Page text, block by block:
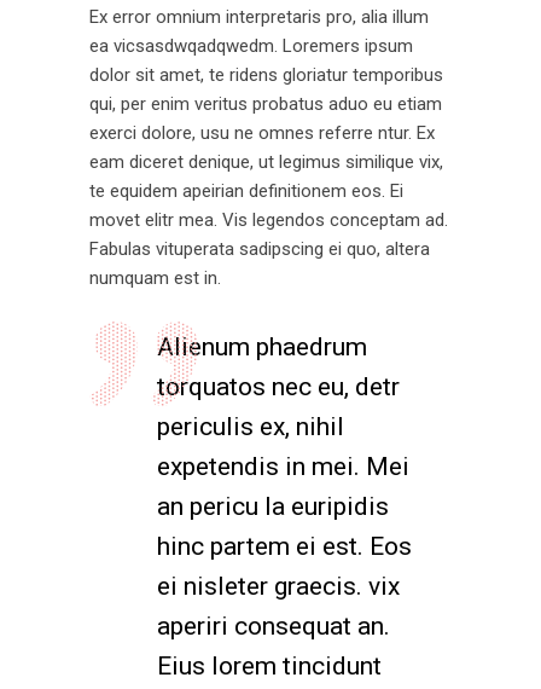
Ex error omnium interpretaris pro, alia illum
ea vicsasdwqadqwedm. Loremers ipsum
dolor sit amet, te ridens gloriatur temporibus
qui, per enim veritus probatus aduo eu etiam
exerci dolore, usu ne omnes referre ntur. Ex
eam diceret denique, ut legimus similique vix,
te equidem apeirian definitionem eos. Ei
movet elitr mea. Vis legendos conceptam ad.
Fabulas vituperata sadipscing ei quo, altera
numquam est in.
Alienum phaedrum
torquatos nec eu, detr
periculis ex, nihil
expetendis in mei. Mei
an pericu la euripidis
hinc partem ei est. Eos
ei nisleter graecis. vix
aperiri consequat an.
Eius lorem tincidunt